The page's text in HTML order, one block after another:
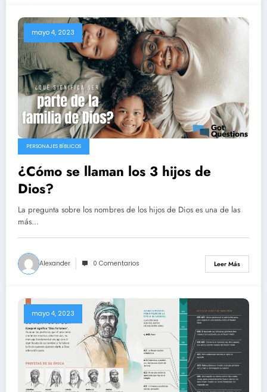
mayo 4, 2023
PERSONAJES BÍBLICOS
¿Cómo se llaman los 3 hijos de
Dios?
La pregunta sobre los nombres de los hijos de Dios es una de las
más…
Alexander 0 Comentarios Leer Más
mayo 4, 2023